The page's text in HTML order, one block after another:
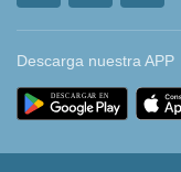
Descarga nuestra APP